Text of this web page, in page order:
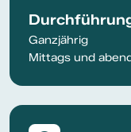
Ganzjährig
Mittags und